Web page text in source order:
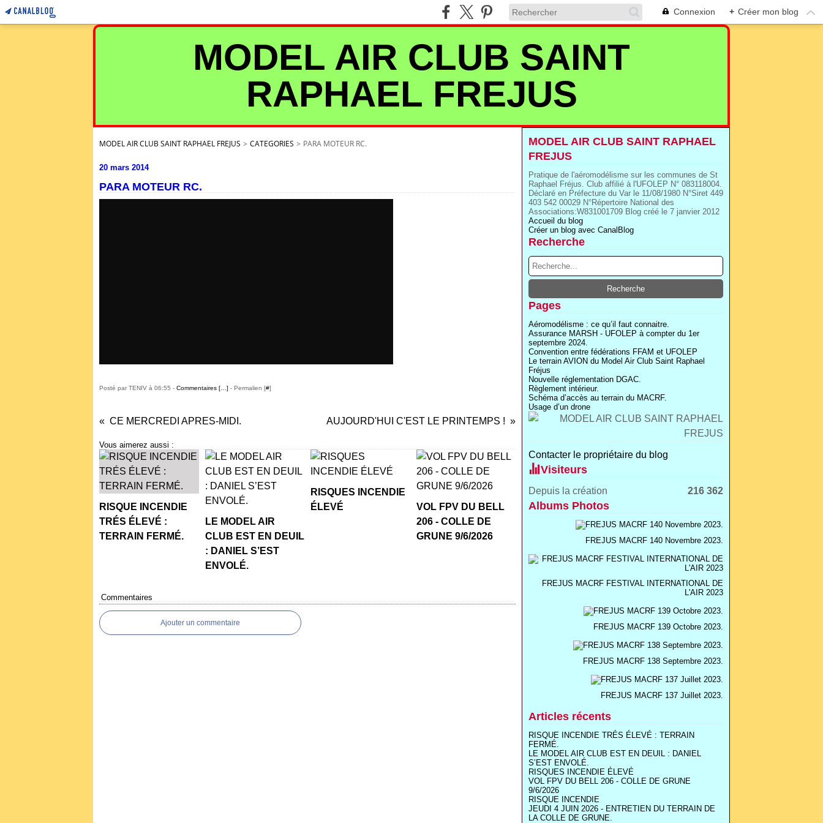
Connexion + Créer mon blog
MODEL AIR CLUB SAINT
RAPHAEL FREJUS
MODEL AIR CLUB SAINT RAPHAEL FREJUS > CATEGORIES > PARA MOTEUR RC.
20 mars 2014
PARA MOTEUR RC.
Posté par TENIV à 06:55 - Commentaires [ ] - Permalien [#]
CE MERCREDI APRES-MIDI. AUJOURD'HUI C'EST LE PRINTEMPS !
Vous aimerez aussi :
RISQUE INCENDIE
TRÉS ÉLEVÉ :
TERRAIN FERMÉ.
LE MODEL AIR
CLUB EST EN DEUIL
: DANIEL S’EST
ENVOLÉ.
RISQUES INCENDIE
ÉLEVÉ
VOL FPV DU BELL
206 - COLLE DE
GRUNE 9/6/2026
Commentaires
Ajouter un commentaire
MODEL AIR CLUB SAINT RAPHAEL
FREJUS
Pratique de l'aéromodélisme sur les communes de St
Raphael Fréjus. Club affilié à l'UFOLEP N° 083118004.
Déclaré en Préfecture du Var le 11/08/1980 N°Siret 449
403 542 00029 N°Répertoire National des
Associations:W831001709 Blog créé le 7 janvier 2012
Accueil du blog
Créer un blog avec CanalBlog
Recherche
Pages
Aéromodélisme : ce qu’il faut connaitre.
Assurance MARSH - UFOLEP à compter du 1er
septembre 2024.
Convention entre fédérations FFAM et UFOLEP
Le terrain AVION du Model Air Club Saint Raphael
Fréjus
Nouvelle réglementation DGAC.
Règlement intérieur.
Schéma d’accès au terrain du MACRF.
Usage d’un drone
Contacter le propriétaire du blog
Visiteurs
Depuis la création 216 362
Albums Photos
FREJUS MACRF 140 Novembre 2023.
FREJUS MACRF FESTIVAL INTERNATIONAL DE
L'AIR 2023
FREJUS MACRF 139 Octobre 2023.
FREJUS MACRF 138 Septembre 2023.
FREJUS MACRF 137 Juillet 2023.
Articles récents
RISQUE INCENDIE TRÉS ÉLEVÉ : TERRAIN
FERMÉ.
LE MODEL AIR CLUB EST EN DEUIL : DANIEL
S’EST ENVOLÉ.
RISQUES INCENDIE ÉLEVÉ
VOL FPV DU BELL 206 - COLLE DE GRUNE
9/6/2026
RISQUE INCENDIE
JEUDI 4 JUIN 2026 - ENTRETIEN DU TERRAIN DE
LA COLLE DE GRUNE.